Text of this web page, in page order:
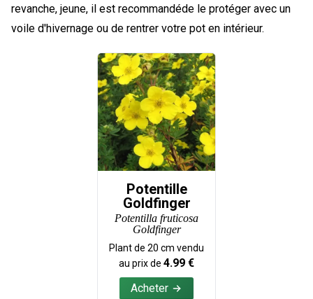
revanche, jeune, il est recommandéde le protéger avec un
voile d'hivernage ou de rentrer votre pot en intérieur.
Potentille
Goldfinger
Potentilla fruticosa
Goldfinger
Plant de 20 cm vendu
au prix de 4.99 €
Acheter